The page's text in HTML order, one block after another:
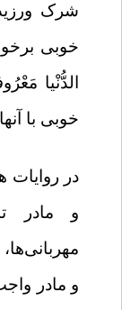
شرک
خوبی
الدُّنْیا
خوبی با
در روایات
و مادر
و مادر